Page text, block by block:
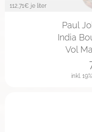
112,71€ je liter
Paul
India
Vol
inkl.